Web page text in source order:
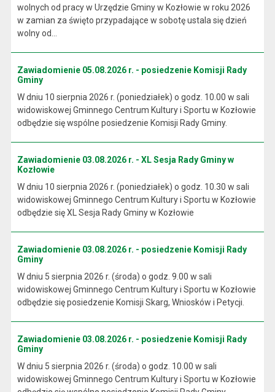
wolnych od pracy w Urzędzie Gminy w Kozłowie w roku 2026
w zamian za święto przypadające w sobotę ustala się dzień
wolny od...
Zawiadomienie 05.08.2026 r. - posiedzenie Komisji Rady
Gminy
W dniu 10 sierpnia 2026 r. (poniedziałek) o godz. 10.00 w sali
widowiskowej Gminnego Centrum Kultury i Sportu w Kozłowie
odbędzie się wspólne posiedzenie Komisji Rady Gminy.
Zawiadomienie 03.08.2026 r. - XL Sesja Rady Gminy w
Kozłowie
W dniu 10 sierpnia 2026 r. (poniedziałek) o godz. 10.30 w sali
widowiskowej Gminnego Centrum Kultury i Sportu w Kozłowie
odbędzie się XL Sesja Rady Gminy w Kozłowie
Zawiadomienie 03.08.2026 r. - posiedzenie Komisji Rady
Gminy
W dniu 5 sierpnia 2026 r. (środa) o godz. 9.00 w sali
widowiskowej Gminnego Centrum Kultury i Sportu w Kozłowie
odbędzie się posiedzenie Komisji Skarg, Wniosków i Petycji.
Zawiadomienie 03.08.2026 r. - posiedzenie Komisji Rady
Gminy
W dniu 5 sierpnia 2026 r. (środa) o godz. 10.00 w sali
widowiskowej Gminnego Centrum Kultury i Sportu w Kozłowie